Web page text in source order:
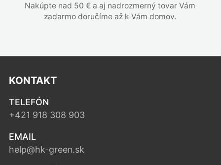
Nakúpte nad 50 € a aj nadrozmerný tovar Vám
zadarmo doručíme až k Vám domov.
KONTAKT
TELEFÓN
+421 918 308 903
EMAIL
help@hk-green.sk